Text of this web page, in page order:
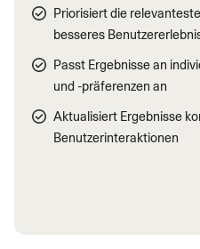
Priorisiert die
besseres
Passt Ergebnisse an
und -präferenzen an
Aktualisiert Ergebnisse
Benutzerinteraktionen